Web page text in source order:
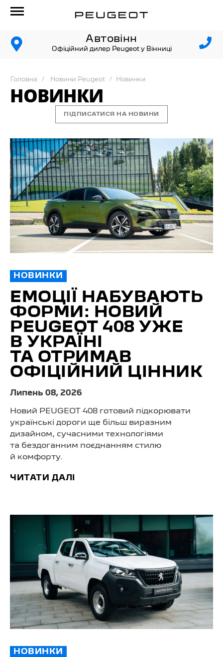
Автовінн
Офіційний дилер Peugeot у Вінниці
Головна Новини Peugeot Новинки
НОВИНКИ
ПІДПИСАТИСЯ НА НОВИНИ
НОВИНКИ
ЕМОЦІЇ НАБУВАЮТЬ
ФОРМИ: НОВИЙ
PEUGEOT 408 УЖЕ
В УКРАЇНІ
ТА ОТРИМАВ
ОФІЦІЙНИЙ ЦІННИК
Липень 08, 2026
Новий PEUGEOT 408 готовий підкорювати
українські дороги ще більш виразним
дизайном, сучасними технологіями
та бездоганним поєднанням стилю
й комфорту.
ЧИТАТИ ДАЛІ
НОВИНКИ